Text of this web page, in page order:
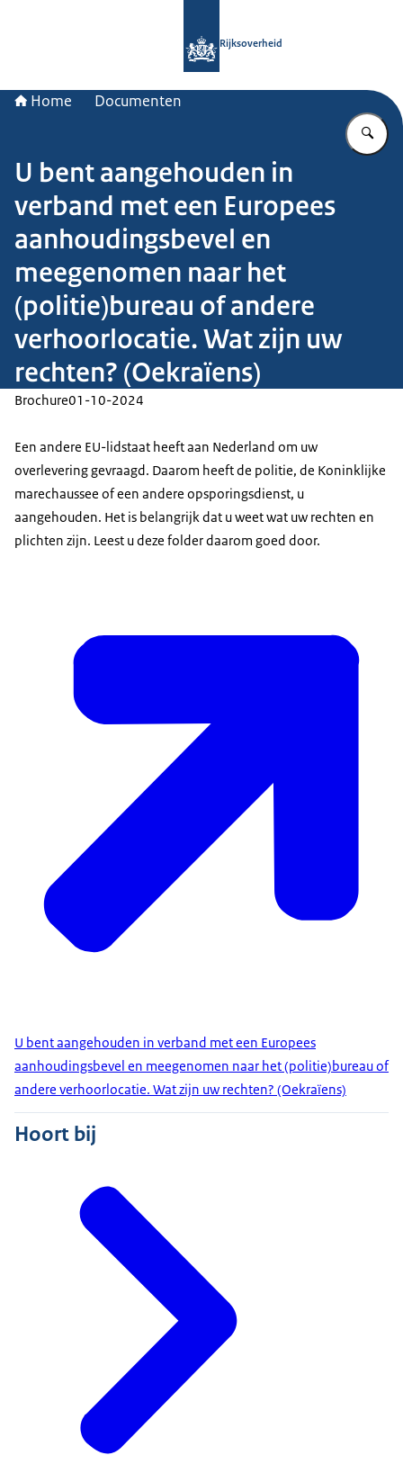
Rijksoverheid
Home Documenten
U bent aangehouden in
verband met een Europees
aanhoudingsbevel en
meegenomen naar het
(politie)bureau of andere
verhoorlocatie. Wat zijn uw
rechten? (Oekraïens)
Brochure01-10-2024
Een andere EU-lidstaat heeft aan Nederland om uw
overlevering gevraagd. Daarom heeft de politie, de Koninklijke
marechaussee of een andere opsporingsdienst, u
aangehouden. Het is belangrijk dat u weet wat uw rechten en
plichten zijn. Leest u deze folder daarom goed door.
U bent aangehouden in verband met een Europees
aanhoudingsbevel en meegenomen naar het (politie)bureau of
andere verhoorlocatie. Wat zijn uw rechten? (Oekraïens)
Hoort bij